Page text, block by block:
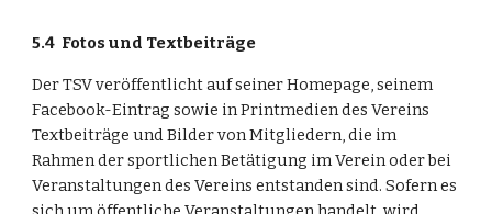
5.4 Fotos und Textbeiträge
Der TSV veröffentlicht auf seiner Homepage, seinem
Facebook-Eintrag sowie in Printmedien des Vereins
Textbeiträge und Bilder von Mitgliedern, die im
Rahmen der sportlichen Betätigung im Verein oder bei
Veranstaltungen des Vereins entstanden sind. Sofern es